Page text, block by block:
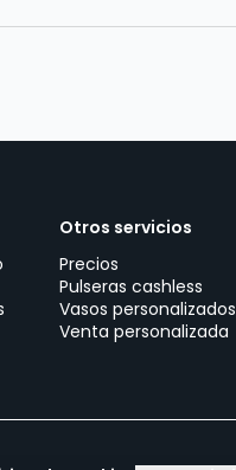
Otros servicios
Precios
Pulseras cashless
Vasos personalizados
Venta personalizada